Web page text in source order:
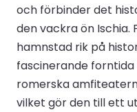
och förbinder det
den vackra ön Ischia.
hamnstad rik på
fascinerande
romerska
vilket gör den till ett